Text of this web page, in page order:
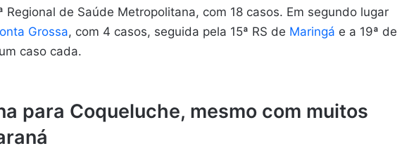
Regional de Saúde Metropolitana, com 18 casos. Em segundo lugar
Grossa, com 4 casos, seguida pela 15ª RS de Maringá e a 19ª de
caso cada.
para Coqueluche, mesmo com muitos